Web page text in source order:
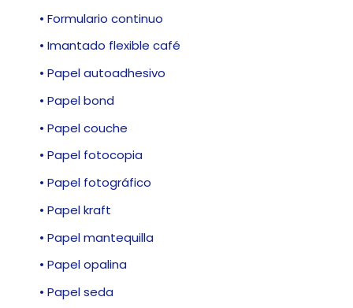
• Formulario continuo
• Imantado flexible café
• Papel autoadhesivo
• Papel bond
• Papel couche
• Papel fotocopia
• Papel fotográfico
• Papel kraft
• Papel mantequilla
• Papel opalina
• Papel seda